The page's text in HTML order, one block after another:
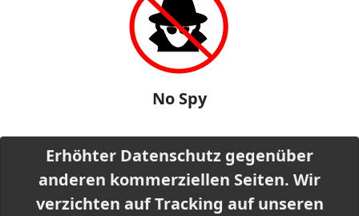
No Spy
Erhöhter Datenschutz gegenüber
anderen kommerziellen Seiten. Wir
verzichten auf Tracking auf unseren